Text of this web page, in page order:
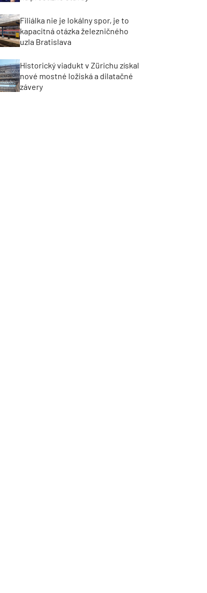
Filiálka nie je lokálny spor, je to
kapacitná otázka železničného
uzla Bratislava
Historický viadukt v Zürichu získal
nové mostné ložiská a dilatačné
závery